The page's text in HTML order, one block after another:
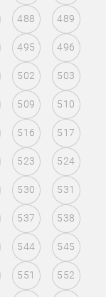
488 489
495 496
502 503
509 510
516 517
523 524
530 531
537 538
544 545
551 552